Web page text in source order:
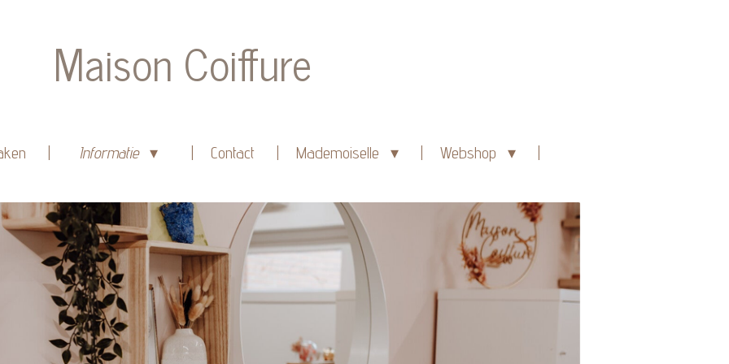
Maison Coiffure
Informatie Contact Mademoiselle Webshop